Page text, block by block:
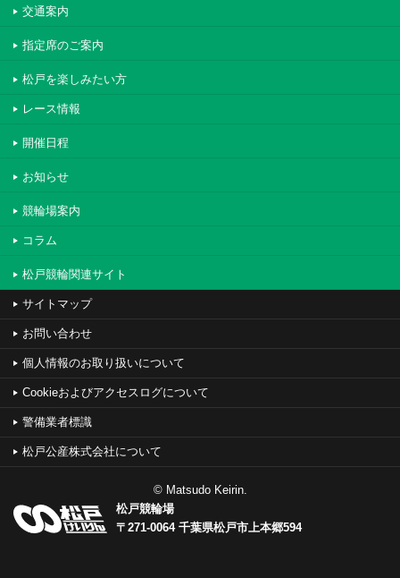
交通案内
指定席のご案内
松戸を楽しみたい方
レース情報
開催日程
お知らせ
競輪場案内
コラム
松戸競輪関連サイト
サイトマップ
お問い合わせ
個人情報のお取り扱いについて
Cookieおよびアクセスログについて
警備業者標識
松戸公産株式会社について
© Matsudo Keirin.
松戸競輪場
〒271-0064 千葉県松戸市上本郷594